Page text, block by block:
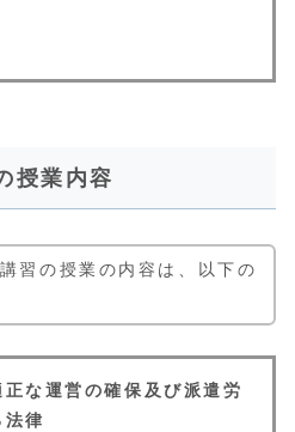
授業内容
習の授業の内容は、以下の
正な運営の確保及び派遣労
律